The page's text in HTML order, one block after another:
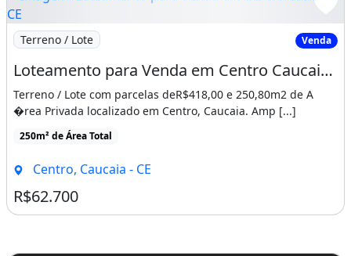
Imagem: Loteamento para Venda em Centro Caucaia-CE
Terreno / Lote Venda
Loteamento para Venda em Centro Caucaia-CE
Terreno / Lote com parcelas deR$418,00 e 250,80m2 de A
�rea Privada localizado em Centro, Caucaia. Amp [...]
250m² de Área Total
Centro, Caucaia - CE
R$62.700